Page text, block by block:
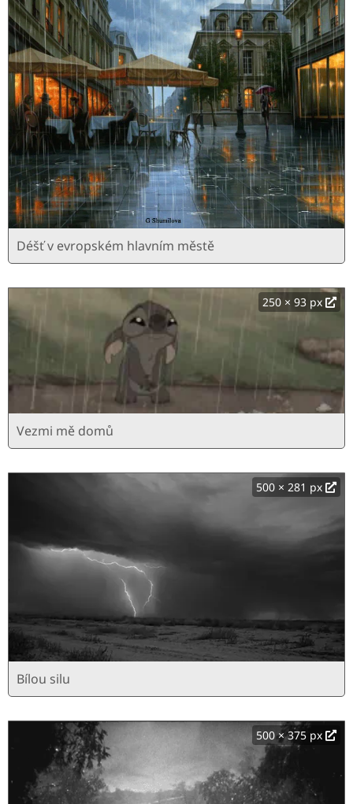
Déšť v evropském hlavním městě
250 × 93 px
Vezmi mě domů
500 × 281 px
Bílou silu
500 × 375 px